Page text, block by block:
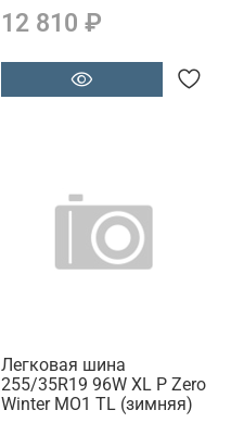
12 810 ₽
Легковая шина
255/35R19 96W XL P Zero
Winter MO1 TL (зимняя)